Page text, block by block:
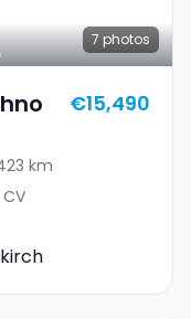
7 photos
€15,490
km